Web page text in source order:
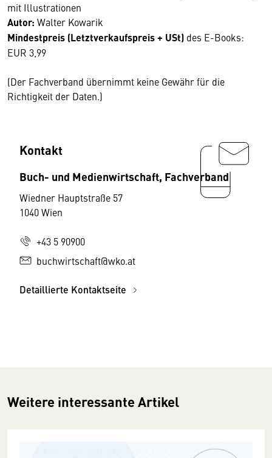
mit Illustrationen
Autor: Walter Kowarik
Mindestpreis (Letztverkaufspreis + USt) des E-Books:
EUR 3,99
(Der Fachverband übernimmt keine Gewähr für die
Richtigkeit der Daten.)
Kontakt
Buch- und Medienwirtschaft, Fachverband
Wiedner Hauptstraße 57
1040 Wien
+43 5 90900
buchwirtschaft@wko.at
Detaillierte Kontaktseite
Weitere interessante Artikel